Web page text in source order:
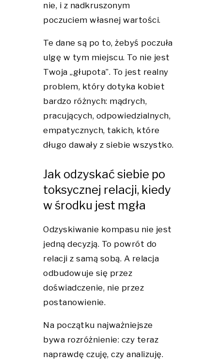
nie, i z nadkruszonym
poczuciem własnej wartości.
Te dane są po to, żebyś poczuła
ulgę w tym miejscu. To nie jest
Twoja „głupota”. To jest realny
problem, który dotyka kobiet
bardzo różnych: mądrych,
pracujących, odpowiedzialnych,
empatycznych, takich, które
długo dawały z siebie wszystko.
Jak odzyskać siebie po
toksycznej relacji, kiedy
w środku jest mgła
Odzyskiwanie kompasu nie jest
jedną decyzją. To powrót do
relacji z samą sobą. A relacja
odbudowuje się przez
doświadczenie, nie przez
postanowienie.
Na początku najważniejsze
bywa rozróżnienie: czy teraz
naprawdę czuję, czy analizuję.